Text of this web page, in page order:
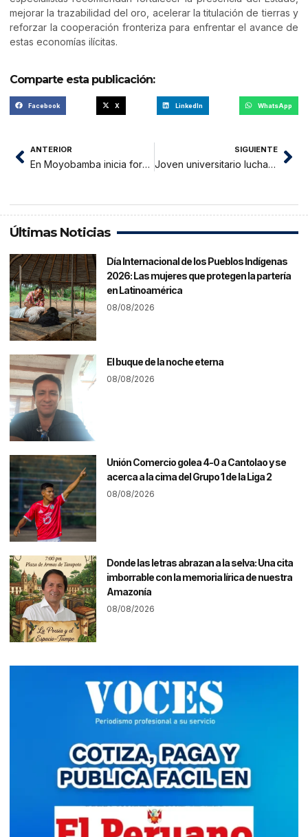
mejorar la trazabilidad del oro, acelerar la titulación de tierras y
reforzar la cooperación fronteriza para enfrentar el avance de
estas economías ilícitas.
Comparte esta publicación:
Facebook X LinkedIn WhatsApp
ANTERIOR
En Moyobamba inicia formalización de comerciantes para fortalecer el orden y la actividad económica
SIGUIENTE
Joven universitario lucha por su vida tras sufrir un grave accidente de tránsito en Tarapoto
Últimas Noticias
Día Internacional de los Pueblos Indígenas
2026: Las mujeres que protegen la partería
en Latinoamérica
08/08/2026
El buque de la noche eterna
08/08/2026
Unión Comercio golea 4-0 a Cantolao y se
acerca a la cima del Grupo 1 de la Liga 2
08/08/2026
Donde las letras abrazan a la selva: Una cita
imborrable con la memoria lírica de nuestra
Amazonía
08/08/2026